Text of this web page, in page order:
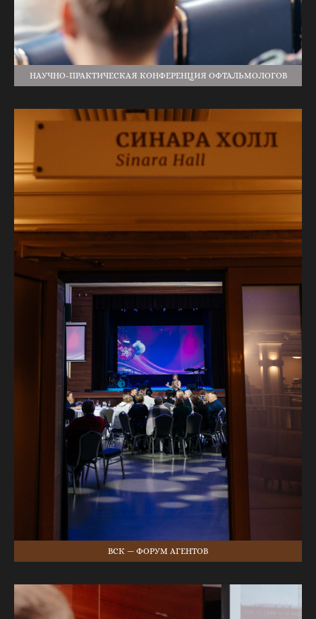
НАУЧНО-ПРАКТИЧЕСКАЯ КОНФЕРЕНЦИЯ ОФТАЛЬМОЛОГОВ
ВСК — ФОРУМ АГЕНТОВ